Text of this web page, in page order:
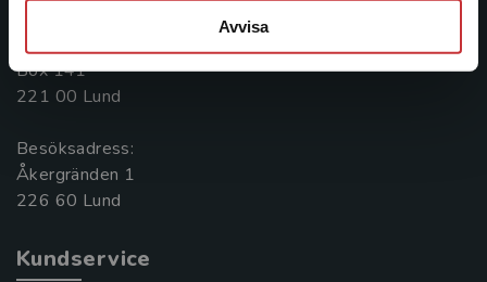
Avvisa
Postadress:
Box 141
221 00 Lund
Besöksadress:
Åkergränden 1
Kundservice